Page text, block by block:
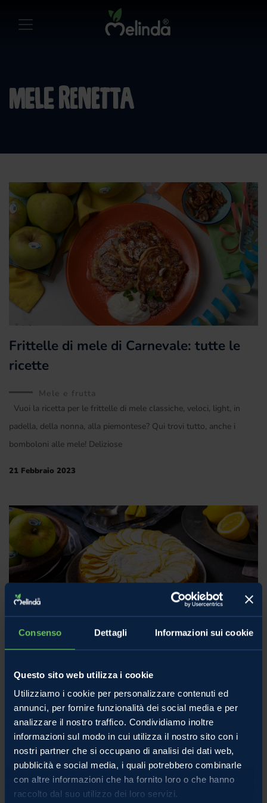
Consenso Dettagli Informazioni sui cookie
Questo sito web utilizza i cookie
Utilizziamo i cookie per personalizzare contenuti ed
annunci, per fornire funzionalità dei social media e per
analizzare il nostro traffico. Condividiamo inoltre
informazioni sul modo in cui utilizza il nostro sito con i
nostri partner che si occupano di analisi dei dati web,
pubblicità e social media, i quali potrebbero combinarle
con altre informazioni che ha fornito loro o che hanno
raccolto dal suo utilizzo dei loro servizi.
mele Renetta
Frittelle di mele di Carnevale: tutte le
ricette
Mele e frutta
Vuoi la ricetta per le frittelle di mele classiche, veloci, light, in
padella, della nonna, alla piemontese? Qui trovi tutto, anche i
bomboloni alle mele! Deliziose
21 Febbraio 2023
Torta di mele araba senza burro, olio,
zucchero: tutte le ricette “senza” di
Melinda
Mele e frutta
Cerchi una ricetta della torta di mele senza burro, olio, zucchero,
oppure senza uova o latte o glutine? Dalla torta araba alla Apple
Pie, Melinda